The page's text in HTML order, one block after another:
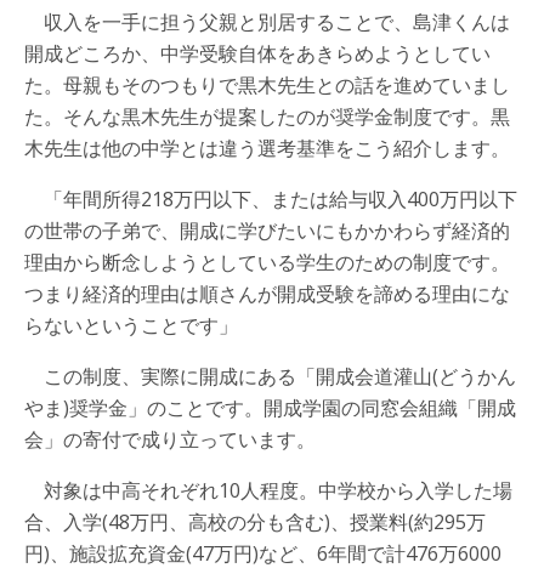
収入を一手に担う父親と別居することで、島津くんは
開成どころか、中学受験自体をあきらめようとしてい
た。母親もそのつもりで黒木先生との話を進めていまし
た。そんな黒木先生が提案したのが奨学金制度です。黒
木先生は他の中学とは違う選考基準をこう紹介します。
「年間所得218万円以下、または給与収入400万円以下
の世帯の子弟で、開成に学びたいにもかかわらず経済的
理由から断念しようとしている学生のための制度です。
つまり経済的理由は順さんが開成受験を諦める理由にな
らないということです」
この制度、実際に開成にある「開成会道灌山(どうかん
やま)奨学金」のことです。開成学園の同窓会組織「開成
会」の寄付で成り立っています。
対象は中高それぞれ10人程度。中学校から入学した場
合、入学(48万円、高校の分も含む)、授業料(約295万
円)、施設拡充資金(47万円)など、6年間で計476万6000